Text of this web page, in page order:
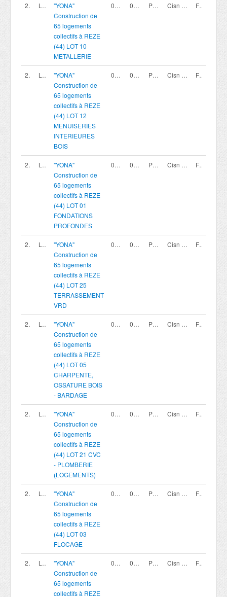
200419798 LOT 10
"YONA"
Construction de
65 logements
collectifs à REZE
(44) LOT 10
METALLERIE
02/08/2026 02/10/2026 12:00 Procédure avec négociation - Appel à candidature Cisn coopérative France
200419800 LOT 12
"YONA"
Construction de
65 logements
collectifs à REZE
(44) LOT 12
MENUISERIES
INTERIEURES
BOIS
02/08/2026 02/10/2026 12:00 Procédure avec négociation - Appel à candidature Cisn coopérative France
200419789 LOT 01
"YONA"
Construction de
65 logements
collectifs à REZE
(44) LOT 01
FONDATIONS
PROFONDES
02/08/2026 02/10/2026 12:00 Procédure avec négociation - Appel à candidature Cisn coopérative France
200419814 LOT 25
"YONA"
Construction de
65 logements
collectifs à REZE
(44) LOT 25
TERRASSEMENT
VRD
02/08/2026 02/10/2026 12:00 Procédure avec négociation - Appel à candidature Cisn coopérative France
200419793 LOT 05
"YONA"
Construction de
65 logements
collectifs à REZE
(44) LOT 05
CHARPENTE,
OSSATURE BOIS
- BARDAGE
02/08/2026 02/10/2026 12:00 Procédure avec négociation - Appel à candidature Cisn coopérative France
200419810 LOT 21
"YONA"
Construction de
65 logements
collectifs à REZE
(44) LOT 21 CVC
- PLOMBERIE
(LOGEMENTS)
02/08/2026 02/10/2026 12:00 Procédure avec négociation - Appel à candidature Cisn coopérative France
200419791 LOT 03
"YONA"
Construction de
65 logements
collectifs à REZE
(44) LOT 03
FLOCAGE
02/08/2026 02/10/2026 12:00 Procédure avec négociation - Appel à candidature Cisn coopérative France
200419807 LOT 19
"YONA"
Construction de
65 logements
collectifs à REZE
02/08/2026 02/10/2026 12:00 Procédure avec négociation - Appel à candidature Cisn coopérative France